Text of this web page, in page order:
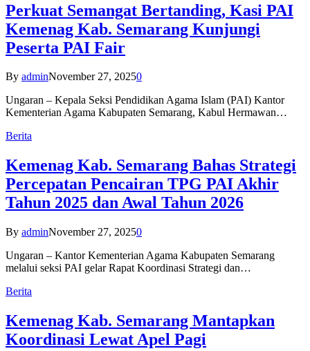
Perkuat Semangat Bertanding, Kasi PAI
Kemenag Kab. Semarang Kunjungi
Peserta PAI Fair
By adminNovember 27, 20250
Ungaran – Kepala Seksi Pendidikan Agama Islam (PAI) Kantor
Kementerian Agama Kabupaten Semarang, Kabul Hermawan…
Berita
Kemenag Kab. Semarang Bahas Strategi
Percepatan Pencairan TPG PAI Akhir
Tahun 2025 dan Awal Tahun 2026
By adminNovember 27, 20250
Ungaran – Kantor Kementerian Agama Kabupaten Semarang
melalui seksi PAI gelar Rapat Koordinasi Strategi dan…
Berita
Kemenag Kab. Semarang Mantapkan
Koordinasi Lewat Apel Pagi